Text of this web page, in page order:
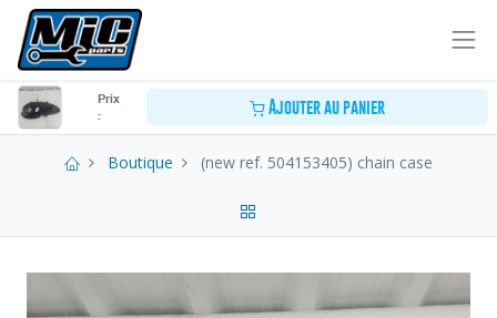
Prix
:
Ajouter au panier
Boutique (new ref. 504153405) chain case